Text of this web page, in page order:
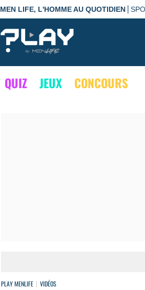
MEN LIFE, L'HOMME AU QUOTIDIEN |
QUIZ JEUX CONCOURS
PLAY MENLIFE VIDÉOS